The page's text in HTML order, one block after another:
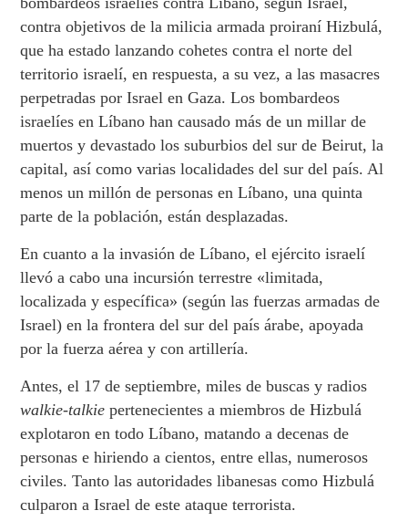
contra objetivos de la milicia armada proiraní Hizbulá,
que ha estado lanzando cohetes contra el norte del
territorio israelí, en respuesta, a su vez, a las masacres
perpetradas por Israel en Gaza. Los bombardeos
israelíes en Líbano han causado más de un millar de
muertos y devastado los suburbios del sur de Beirut, la
capital, así como varias localidades del sur del país. Al
menos un millón de personas en Líbano, una quinta
parte de la población, están desplazadas.
En cuanto a la invasión de Líbano, el ejército israelí
llevó a cabo una incursión terrestre «limitada,
localizada y específica» (según las fuerzas armadas de
Israel) en la frontera del sur del país árabe, apoyada
por la fuerza aérea y con artillería.
Antes, el 17 de septiembre, miles de buscas y radios
walkie-talkie pertenecientes a miembros de Hizbulá
explotaron en todo Líbano, matando a decenas de
personas e hiriendo a cientos, entre ellas, numerosos
civiles. Tanto las autoridades libanesas como Hizbulá
culparon a Israel de este ataque terrorista.